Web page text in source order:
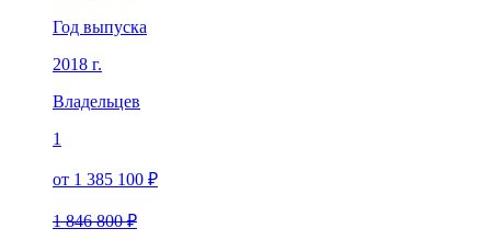
Год выпуска
2018 г.
Владельцев
1
от 1 385 100 ₽
1 846 800 ₽